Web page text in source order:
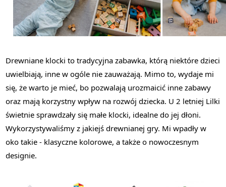
Drewniane klocki to tradycyjna zabawka, którą niektóre dzieci
uwielbiają, inne w ogóle nie zauważają. Mimo to, wydaje mi
się, że warto je mieć, bo pozwalają urozmaicić inne zabawy
oraz mają korzystny wpływ na rozwój dziecka. U 2 letniej Lilki
świetnie sprawdzały się małe klocki, idealne do jej dłoni.
Wykorzystywaliśmy z jakiejś drewnianej gry. Mi wpadły w
oko takie - klasyczne kolorowe, a także o nowoczesnym
designie.